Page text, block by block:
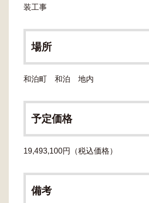
装工事
場所
和泊町 和泊 地内
予定価格
19,493,100円（税込価格）
備考